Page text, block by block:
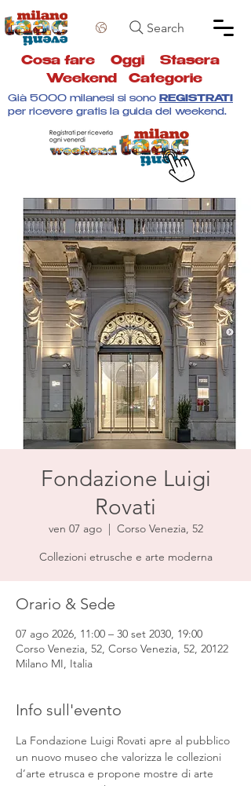
Search
Cosa fare Oggi Stasera
Weekend
Categorie
Già 5000 milanesi si sono REGISTRATI
per ricevere gratis la guida del weekend.
Fondazione Luigi
Rovati
ven 07 ago
  |
Corso Venezia, 52
Collezioni etrusche e arte moderna
Orario & Sede
07 ago 2026, 11:00 – 30 set 2030, 19:00
Corso Venezia, 52, Corso Venezia, 52, 20122
Milano MI, Italia
Info sull'evento
La Fondazione Luigi Rovati apre al pubblico
un nuovo museo che valorizza le collezioni
d’arte etrusca e propone mostre di arte